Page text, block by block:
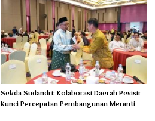
Sekda Sudandri: Kolaborasi Daerah Pesisir
Kunci Percepatan Pembangunan Meranti